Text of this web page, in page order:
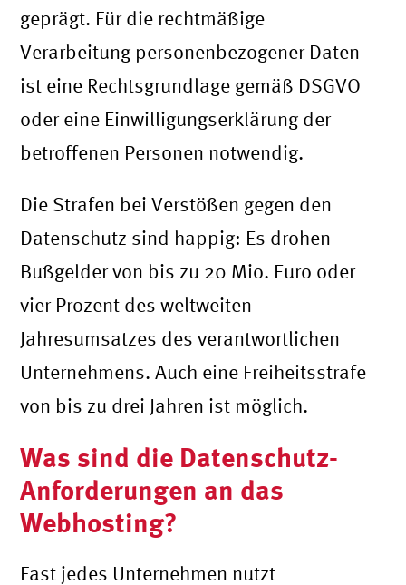
geprägt. Für die rechtmäßige
Verarbeitung personenbezogener Daten
ist eine Rechtsgrundlage gemäß DSGVO
oder eine Einwilligungserklärung der
betroffenen Personen notwendig.
Die Strafen bei Verstößen gegen den
Datenschutz sind happig: Es drohen
Bußgelder von bis zu 20 Mio. Euro oder
vier Prozent des weltweiten
Jahresumsatzes des verantwortlichen
Unternehmens. Auch eine Freiheitsstrafe
von bis zu drei Jahren ist möglich.
Was sind die Datenschutz-
Anforderungen an das
Webhosting?
Fast jedes Unternehmen nutzt